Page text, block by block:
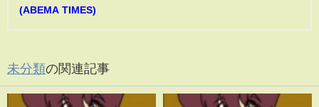
(ABEMA TIMES)
未分類の関連記事